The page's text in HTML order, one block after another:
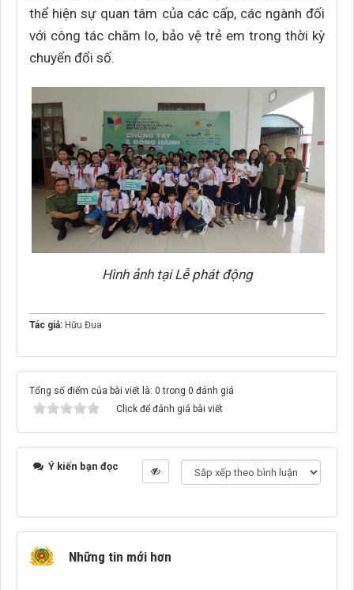
thể hiện sự quan tâm của các cấp, các ngành đối
với công tác chăm lo, bảo vệ trẻ em trong thời kỳ
chuyển đổi số.
Hình ảnh tại Lễ phát động
Tác giả: Hữu Đua
Tổng số điểm của bài viết là: 0 trong 0 đánh giá
Click để đánh giá bài viết
Ý kiến bạn đọc
Những tin mới hơn